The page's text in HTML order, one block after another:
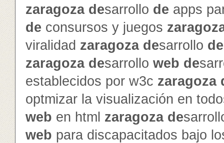
zaragoza desarrollo de apps
de consursos y juegos
viralidad zaragoza desarrollo de
zaragoza desarrollo web de
establecidos por w3c zaragoza
optmizar la visualización en
web en html zaragoza de
web para discapacitados bajo